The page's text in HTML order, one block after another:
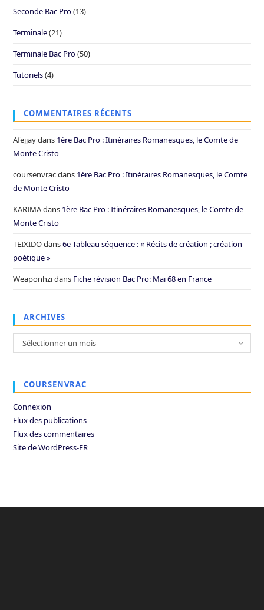
Seconde Bac Pro(13)
Terminale(21)
Terminale Bac Pro(50)
Tutoriels(4)
COMMENTAIRES RÉCENTS
Afejjaydans 1ère Bac Pro : Itinéraires Romanesques, le Comte de
Monte Cristo
coursenvracdans 1ère Bac Pro : Itinéraires Romanesques, le Comte
de Monte Cristo
KARIMAdans 1ère Bac Pro : Itinéraires Romanesques, le Comte de
Monte Cristo
TEIXIDOdans6e Tableau séquence : « Récits de création ; création
poétique »
Weaponhzidans Fiche révision Bac Pro: Mai 68 en France
ARCHIVES
Archives
Sélectionner un mois
COURSENVRAC
Connexion
Flux des publications
Flux des commentaires
Site de WordPress-FR